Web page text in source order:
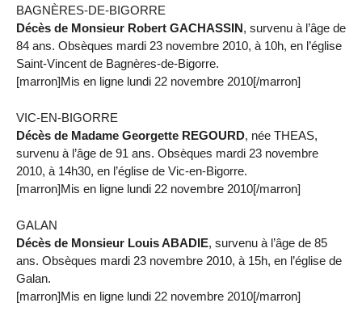
BAGNÈRES-DE-BIGORRE
Décès de Monsieur Robert GACHASSIN , survenu à l’âge de
84 ans. Obsèques mardi 23 novembre 2010, à 10h, en l’église
Saint-Vincent de Bagnères-de-Bigorre.
[marron]Mis en ligne lundi 22 novembre 2010[/marron]
VIC-EN-BIGORRE
Décès de Madame Georgette REGOURD, née THEAS,
survenu à l’âge de 91 ans. Obsèques mardi 23 novembre
2010, à 14h30, en l’église de Vic-en-Bigorre.
[marron]Mis en ligne lundi 22 novembre 2010[/marron]
GALAN
Décès de Monsieur Louis ABADIE, survenu à l’âge de 85
ans. Obsèques mardi 23 novembre 2010, à 15h, en l’église de
Galan.
[marron]Mis en ligne lundi 22 novembre 2010[/marron]